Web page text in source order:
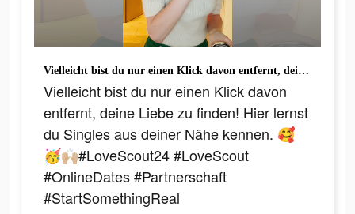
Vielleicht bist du nur einen Klick davon entfernt, deine Liebe zu finden! Hier lernst du Singles aus deiner Nähe kennen. 🥰🥳🙌🏼#LoveScout24 #LoveScout #OnlineDates #Partnerschaft #StartSomethingReal
Vielleicht bist du nur einen Klick davon
entfernt, deine Liebe zu finden! Hier lernst
du Singles aus deiner Nähe kennen. 🥰
🥳🙌🏼#LoveScout24 #LoveScout
#OnlineDates #Partnerschaft
#StartSomethingReal